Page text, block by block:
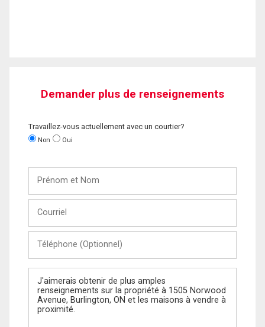
Demander plus de renseignements
Travaillez-vous actuellement avec un courtier?
Non Oui
Nom
(Optionnel)
Message